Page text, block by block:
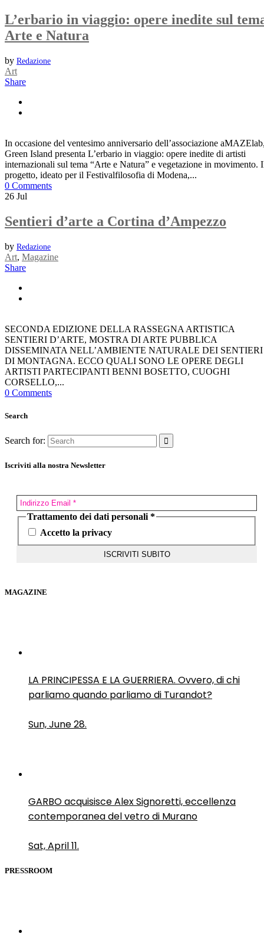
L’erbario in viaggio: opere inedite sul
Arte e Natura
by Redazione
Art
Share
In occasione del ventesimo anniversario dell’associazione
Green Island presenta L’erbario in viaggio: opere inedite di artisti
internazionali sul tema “Arte e Natura” e vegetazione in movimento.
progetto, ideato per il Festivalfilosofia di Modena,...
0 Comments
26 Jul
Sentieri d’arte a Cortina d’Ampezzo
by Redazione
Art, Magazine
Share
SECONDA EDIZIONE DELLA RASSEGNA ARTISTICA
SENTIERI D’ARTE, MOSTRA DI ARTE PUBBLICA
DISSEMINATA NELL’AMBIENTE NATURALE DEI SENTIERI
DI MONTAGNA. ECCO QUALI SONO LE OPERE DEGLI
ARTISTI PARTECIPANTI BENNI BOSETTO, CUOGHI
CORSELLO,...
0 Comments
Search
Search for:
Iscriviti alla nostra Newsletter
Trattamento dei dati personali *
Accetto la privacy
MAGAZINE
LA PRINCIPESSA E LA GUERRIERA. Ovvero, di chi
parliamo quando parliamo di Turandot?
Sun, June 28.
GARBO acquisisce Alex Signoretti, eccellenza
contemporanea del vetro di Murano
Sat, April 11.
PRESSROOM